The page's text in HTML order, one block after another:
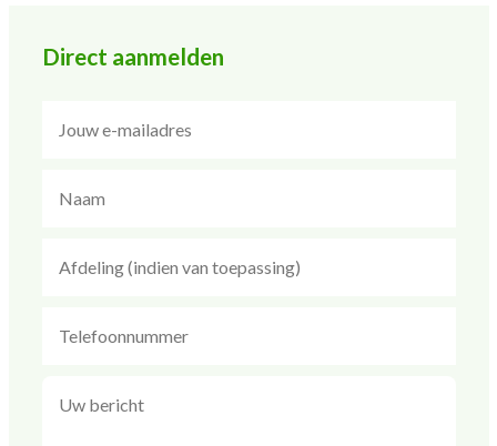
Direct aanmelden